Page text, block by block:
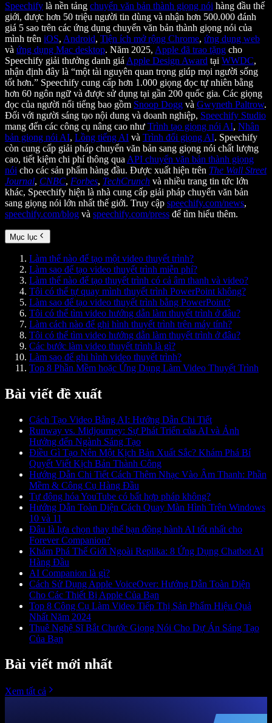
Speechify là nền tảng chuyển văn bản thành giọng nói hàng đầu thế
giới, được hơn 50 triệu người tin dùng và nhận hơn 500.000 đánh
giá 5 sao trên các ứng dụng chuyển văn bản thành giọng nói của
mình trên iOS, Android, Tiện ích mở rộng Chrome, ứng dụng web
và ứng dụng Mac desktop. Năm 2025, Apple đã trao tặng cho
Speechify giải thưởng danh giá Apple Design Award tại WWDC,
nhận định đây là “một tài nguyên quan trọng giúp mọi người sống
tốt hơn.” Speechify cung cấp hơn 1.000 giọng đọc tự nhiên bằng
hơn 60 ngôn ngữ và được sử dụng tại gần 200 quốc gia. Các giọng
đọc của người nổi tiếng bao gồm Snoop Dogg và Gwyneth Paltrow.
Đối với người sáng tạo nội dung và doanh nghiệp, Speechify Studio
mang đến các công cụ nâng cao như Trình tạo giọng nói AI, Nhân
bản giọng nói AI, Lồng tiếng AI và Trình đổi giọng AI. Speechify
còn cung cấp giải pháp chuyển văn bản sang giọng nói chất lượng
cao, tiết kiệm chi phí thông qua API chuyển văn bản thành giọng
nói cho các sản phẩm hàng đầu. Được xuất hiện trên The Wall Street
Journal, CNBC, Forbes, TechCrunch và nhiều trang tin tức lớn
khác, Speechify hiện là nhà cung cấp giải pháp chuyển văn bản
sang giọng nói lớn nhất thế giới. Truy cập speechify.com/news,
speechify.com/blog và speechify.com/press để tìm hiểu thêm.
Mục lục
Làm thế nào để tạo một video thuyết trình?
Làm sao để tạo video thuyết trình miễn phí?
Làm thế nào để tạo thuyết trình có cả âm thanh và video?
Tôi có thể tự quay mình thuyết trình PowerPoint không?
Làm sao để tạo video thuyết trình bằng PowerPoint?
Tôi có thể tìm video hướng dẫn làm thuyết trình ở đâu?
Làm cách nào để ghi hình thuyết trình trên máy tính?
Tôi có thể tìm video hướng dẫn làm thuyết trình ở đâu?
Các bước làm video thuyết trình là gì?
Làm sao để ghi hình video thuyết trình?
Top 8 Phần Mềm hoặc Ứng Dụng Làm Video Thuyết Trình
Bài viết đề xuất
Cách Tạo Video Bằng AI: Hướng Dẫn Chi Tiết
Runway vs. Midjourney: Sự Phát Triển của AI và Ảnh
Hưởng đến Ngành Sáng Tạo
Điều Gì Tạo Nên Một Kịch Bản Xuất Sắc? Khám Phá Bí
Quyết Viết Kịch Bản Thành Công
Hướng Dẫn Chi Tiết Cách Thêm Nhạc Vào Âm Thanh: Phần
Mềm & Công Cụ Hàng Đầu
Tự động hóa YouTube có bất hợp pháp không?
Hướng Dẫn Toàn Diện Cách Quay Màn Hình Trên Windows
10 và 11
Đâu là lựa chọn thay thế bạn đồng hành AI tốt nhất cho
Forever Companion?
Khám Phá Thế Giới Ngoài Replika: 8 Ứng Dụng Chatbot AI
Hàng Đầu
AI Companion là gì?
Cách Sử Dụng Apple VoiceOver: Hướng Dẫn Toàn Diện
Cho Các Thiết Bị Apple Của Bạn
Top 8 Công Cụ Làm Video Tiếp Thị Sản Phẩm Hiệu Quả
Nhất Năm 2024
Thuê Nghệ Sĩ Bắt Chước Giọng Nói Cho Dự Án Sáng Tạo
Của Bạn
Bài viết mới nhất
Xem tất cả